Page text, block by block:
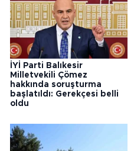
İYİ Parti Balıkesir
Milletvekili Çömez
hakkında soruşturma
başlatıldı: Gerekçesi belli
oldu